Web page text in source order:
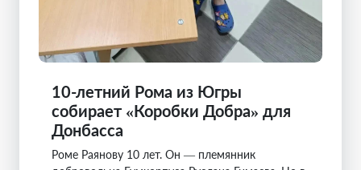
10-летний Рома из Югры
собирает «Коробки Добра» для
Донбасса
Роме Раянову 10 лет. Он — племянник